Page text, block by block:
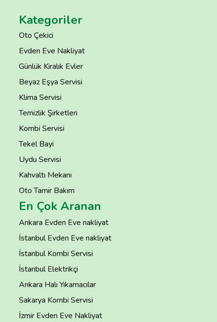
Kategoriler
Oto Çekici
Evden Eve Nakliyat
Günlük Kiralık Evler
Beyaz Eşya Servisi
Klima Servisi
Temizlik Şirketleri
Kombi Servisi
Tekel Bayi
Uydu Servisi
Kahvaltı Mekanı
Oto Tamir Bakım
En Çok Aranan
Ankara Evden Eve nakliyat
İstanbul Evden Eve nakliyat
İstanbul Kombi Servisi
İstanbul Elektrikçi
Ankara Halı Yıkamacılar
Sakarya Kombi Servisi
İzmir Evden Eve Nakliyat